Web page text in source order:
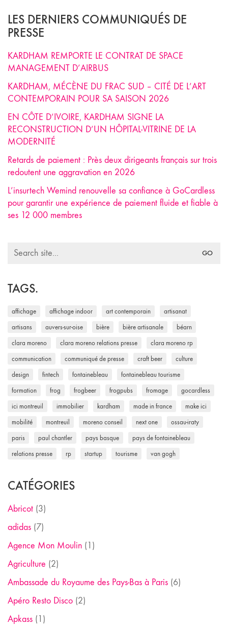
LES DERNIERS COMMUNIQUÉS DE
PRESSE
KARDHAM REMPORTE LE CONTRAT DE SPACE
MANAGEMENT D’AIRBUS
KARDHAM, MÉCÈNE DU FRAC SUD – CITÉ DE L’ART
CONTEMPORAIN POUR SA SAISON 2026
EN CÔTE D’IVOIRE, KARDHAM SIGNE LA
RECONSTRUCTION D’UN HÔPITAL-VITRINE DE LA
MODERNITÉ
Retards de paiement : Près deux dirigeants français sur trois
redoutent une aggravation en 2026
L’insurtech Wemind renouvelle sa confiance à GoCardless
pour garantir une expérience de paiement fluide et fiable à
ses 12 000 membres
Search
TAGS.
affichage affichage indoor art contemporain artisanat
artisans auvers-sur-oise bière bière artisanale béarn
clara moreno clara moreno relations presse clara moreno rp
communication communiqué de presse craft beer culture
design fintech fontainebleau fontainebleau tourisme
formation frog frogbeer frogpubs fromage gocardless
ici montreuil immobilier kardham made in france make ici
mobilité montreuil moreno conseil next one ossau-iraty
paris paul chantler pays basque pays de fontainebleau
relations presse rp startup tourisme van gogh
CATÉGORIES
Abricot (3)
adidas (7)
Agence Mon Moulin (1)
Agriculture (2)
Ambassade du Royaume des Pays-Bas à Paris (6)
Apéro Resto Disco (2)
Apkass (1)